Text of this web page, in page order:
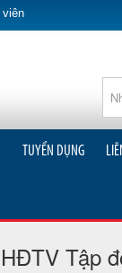
viên
TUYỂN DỤNG
Tập